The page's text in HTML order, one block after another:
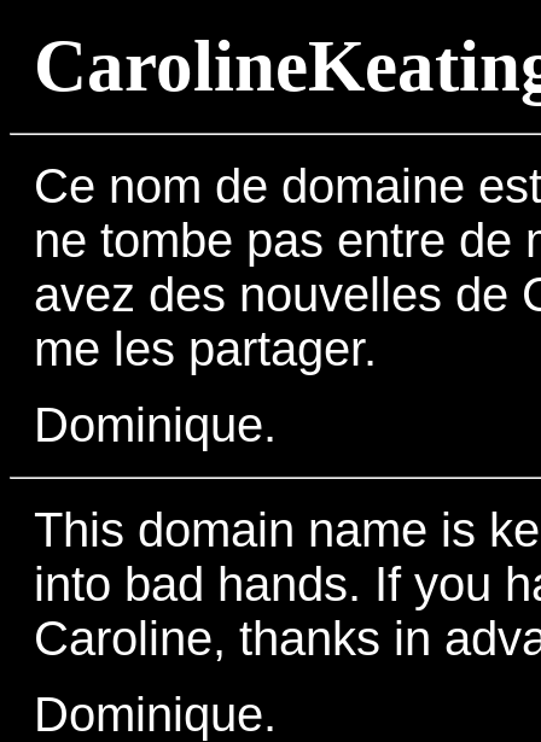
Ce nom de domaine
ne tombe pas entre de
avez des nouvelles de
me les partager.
Dominique.
This domain name is
into bad hands. If you
Caroline, thanks in
Dominique.